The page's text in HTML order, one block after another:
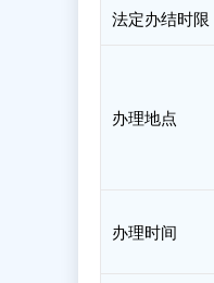
法定办结时限
办理地点
办理时间